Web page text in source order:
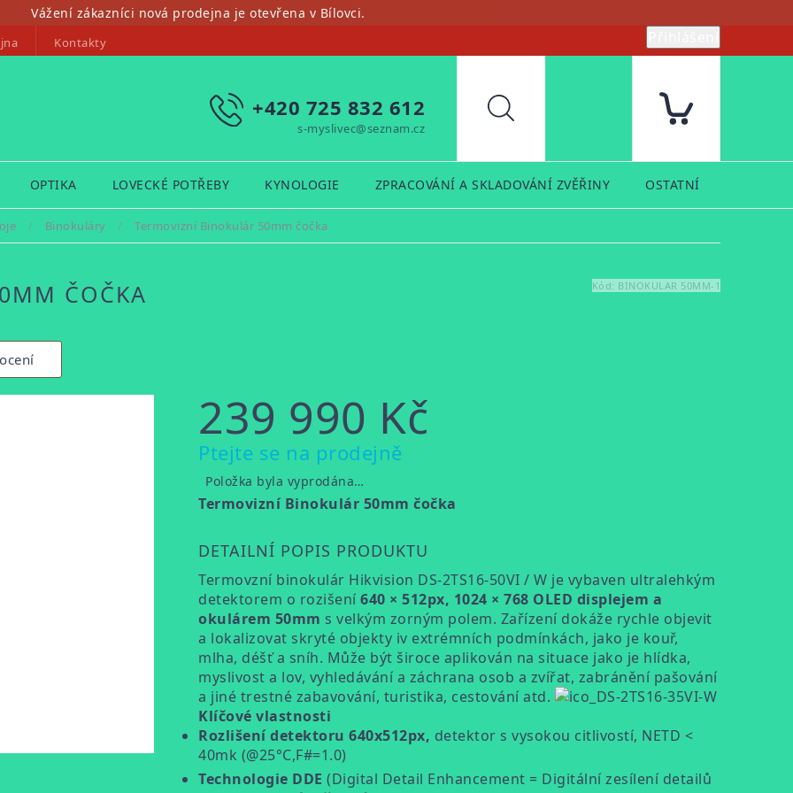
Vážení zákazníci nová prodejna je otevřena v Bílovci.
Kontakty
+420 725 832 612
s-myslivec@seznam.cz
Hledat
OPTIKA LOVECKÉ POTŘEBY KYNOLOGIE ZPRACOVÁNÍ A SKLADOVÁNÍ ZVĚŘINY OSTATNÍ
/ Binokuláry / Termovizní Binokulár 50mm čočka
ČOČKA Kód: BINOKULAR 50MM-1
239 990 Kč
Měrná
cena:
Ptejte se na prodejně
Položka byla vyprodána…
Termovizní Binokulár 50mm čočka
DETAILNÍ POPIS PRODUKTU
Termovzní binokulár Hikvision DS-2TS16-50VI / W je vybaven ultralehkým
detektorem o rozišení 640 × 512px, 1024 × 768 OLED displejem a
okulárem 50mm s velkým zorným polem. Zařízení dokáže rychle objevit
a lokalizovat skryté objekty iv extrémních podmínkách, jako je kouř,
mlha, déšť a sníh. Může být široce aplikován na situace jako je hlídka,
myslivost a lov, vyhledávání a záchrana osob a zvířat, zabránění pašování
a jiné trestné zabavování, turistika, cestování atd.
Klíčové vlastnosti
Rozlišení detektoru 640x512px, detektor s vysokou citlivostí, NETD <
40mk (@25°C,F#=1.0)
Technologie DDE (Digital Detail Enhancement = Digitální zesílení detailů